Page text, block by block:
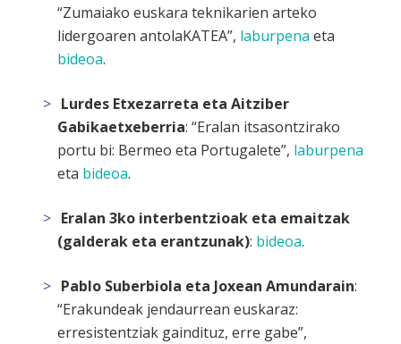
“Zumaiako euskara teknikarien arteko
lidergoaren antolaKATEA”, laburpena eta
bideoa.
Lurdes Etxezarreta eta Aitziber
Gabikaetxeberria: “Eralan itsasontzirako
portu bi: Bermeo eta Portugalete”, laburpena
eta bideoa.
Eralan 3ko interbentzioak eta emaitzak
(galderak eta erantzunak): bideoa.
Pablo Suberbiola eta Joxean Amundarain:
“Erakundeak jendaurrean euskaraz:
erresistentziak gaindituz, erre gabe”,